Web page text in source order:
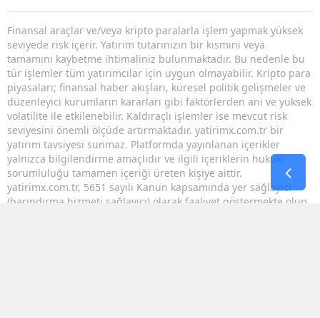
Finansal araçlar ve/veya kripto paralarla işlem yapmak yüksek
seviyede risk içerir. Yatırım tutarınızın bir kısmını veya
tamamını kaybetme ihtimaliniz bulunmaktadır. Bu nedenle bu
tür işlemler tüm yatırımcılar için uygun olmayabilir. Kripto para
piyasaları; finansal haber akışları, küresel politik gelişmeler ve
düzenleyici kurumların kararları gibi faktörlerden ani ve yüksek
volatilite ile etkilenebilir. Kaldıraçlı işlemler ise mevcut risk
seviyesini önemli ölçüde artırmaktadır. yatirimx.com.tr bir
yatırım tavsiyesi sunmaz. Platformda yayınlanan içerikler
yalnızca bilgilendirme amaçlıdır ve ilgili içeriklerin hukuki
sorumluluğu tamamen içeriği üreten kişiye aittir.
yatirimx.com.tr, 5651 sayılı Kanun kapsamında yer sağlayıcı
(barındırma hizmeti sağlayıcı) olarak faaliyet göstermekte olup,